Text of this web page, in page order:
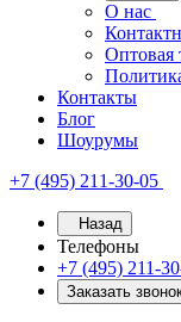
О нас
Оптовая
Контакты
Блог
Шоурумы
+7 (495) 211-30-05
Назад
Телефоны
+7 (495) 211-
Заказать